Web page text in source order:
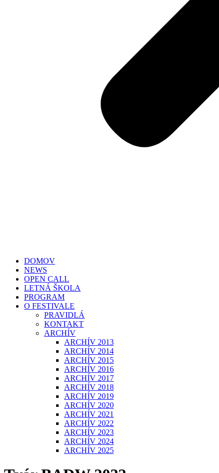
DOMOV
NEWS
OPEN CALL
LETNÁ ŠKOLA
PROGRAM
O FESTIVALE
PRAVIDLÁ
KONTAKT
ARCHÍV
ARCHÍV 2013
ARCHÍV 2014
ARCHÍV 2015
ARCHÍV 2016
ARCHÍV 2017
ARCHÍV 2018
ARCHÍV 2019
ARCHÍV 2020
ARCHÍV 2021
ARCHÍV 2022
ARCHÍV 2023
ARCHÍV 2024
ARCHÍV 2025